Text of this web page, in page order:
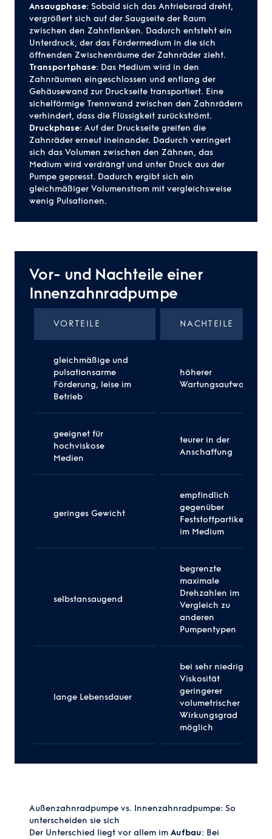
Ansaugphase: Sobald sich das Antriebsrad dreht,
vergrößert sich auf der Saugseite der Raum
zwischen den Zahnflanken. Dadurch entsteht ein
Unterdruck, der das Fördermedium in die sich
öffnenden Zwischenräume der Zahnräder zieht.
Transportphase: Das Medium wird in den
Zahnräumen eingeschlossen und entlang der
Gehäusewand zur Druckseite transportiert. Eine
sichelförmige Trennwand zwischen den Zahnrädern
verhindert, dass die Flüssigkeit zurückströmt.
Druckphase: Auf der Druckseite greifen die
Zahnräder erneut ineinander. Dadurch verringert
sich das Volumen zwischen den Zähnen, das
Medium wird verdrängt und unter Druck aus der
Pumpe gepresst. Dadurch ergibt sich ein
gleichmäßiger Volumenstrom mit vergleichsweise
wenig Pulsationen.
Vor- und Nachteile einer
Innenzahnradpumpe
VORTEILE NACHTEILE
gleichmäßige und
pulsationsarme
Förderung, leise im
Betrieb
höherer
Wartungsaufwand
geeignet für
hochviskose
Medien
teurer in der
Anschaffung
geringes Gewicht
empfindlich
gegenüber
Feststoffpartikeln
im Medium
selbstansaugend
begrenzte
maximale
Drehzahlen im
Vergleich zu
anderen
Pumpentypen
lange Lebensdauer
bei sehr niedriger
Viskosität
geringerer
volumetrischer
Wirkungsgrad
möglich
Außenzahnradpumpe vs. Innenzahnradpumpe: So
unterscheiden sie sich
Der Unterschied liegt vor allem im Aufbau: Bei